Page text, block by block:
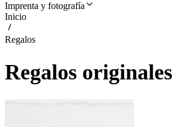
Imprenta y fotografía
Inicio
Regalos
Regalos originales